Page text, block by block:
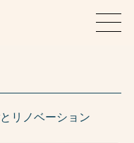
リノベーション